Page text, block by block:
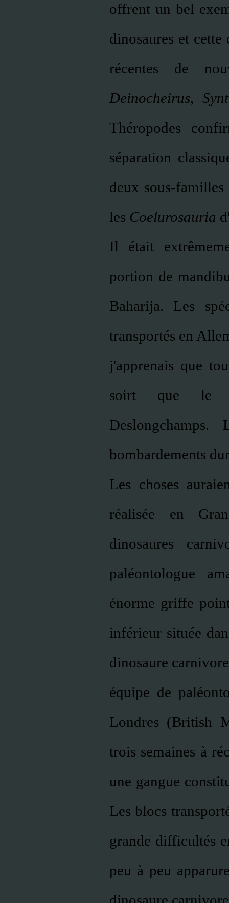
offrent un bel
dinosaures et
récentes de
Deinocheirus,
Théropodes
séparation
deux sous-
les Coelurosauria
Il était
portion de
Baharija. Les
transportés en
j'apprenais que
soirt que le
bombardements
Les choses
réalisée en
dinosaures
paléontologue
énorme griffe
inférieur située
dinosaure
équipe de
Londres (British
trois semaines à
une gangue
Les blocs
grande difficultés
peu à peu